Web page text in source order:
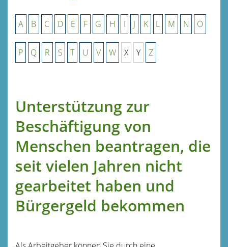
A B C D E F G H I J K L M N O
P Q R S T U V W X Y Z
Unterstützung zur
Beschäftigung von
Menschen beantragen, die
seit vielen Jahren nicht
gearbeitet haben und
Bürgergeld bekommen